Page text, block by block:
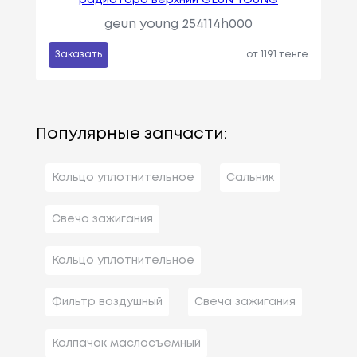
geun young 254114h000
Заказать от 1191 тенге
Популярные запчасти:
Кольцо уплотнительное Сальник
Свеча зажигания
Кольцо уплотнительное
Фильтр воздушный Свеча зажигания
Колпачок маслосъемный